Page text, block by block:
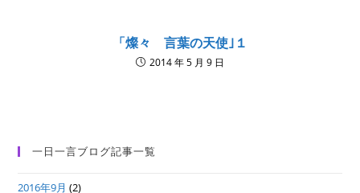
「燦々 言葉の天使｣１
2014 年 5 月 9 日
一日一言ブログ記事一覧
2016年9月 (2)